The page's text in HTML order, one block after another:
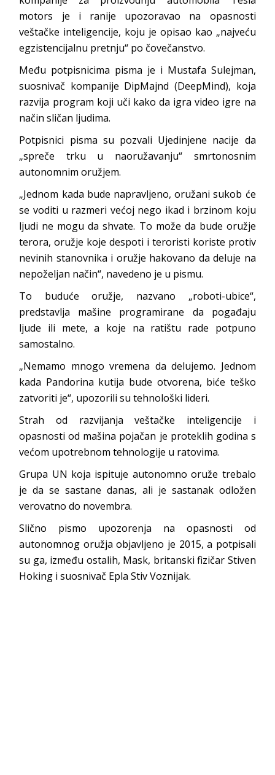
motors je i ranije upozoravao na opasnosti
veštačke inteligencije, koju je opisao kao „najveću
egzistencijalnu pretnju“ po čovečanstvo.
Među potpisnicima pisma je i Mustafa Sulejman,
suosnivač kompanije DipMajnd (DeepMind), koja
razvija program koji uči kako da igra video igre na
način sličan ljudima.
Potpisnici pisma su pozvali Ujedinjene nacije da
„spreče trku u naoružavanju“ smrtonosnim
autonomnim oružjem.
„Jednom kada bude napravljeno, oružani sukob će
se voditi u razmeri većoj nego ikad i brzinom koju
ljudi ne mogu da shvate. To može da bude oružje
terora, oružje koje despoti i teroristi koriste protiv
nevinih stanovnika i oružje hakovano da deluje na
nepoželjan način“, navedeno je u pismu.
To buduće oružje, nazvano „roboti-ubice“,
predstavlja mašine programirane da pogađaju
ljude ili mete, a koje na ratištu rade potpuno
samostalno.
„Nemamo mnogo vremena da delujemo. Jednom
kada Pandorina kutija bude otvorena, biće teško
zatvoriti je“, upozorili su tehnološki lideri.
Strah od razvijanja veštačke inteligencije i
opasnosti od mašina pojačan je proteklih godina s
većom upotrebnom tehnologije u ratovima.
Grupa UN koja ispituje autonomno oruže trebalo
je da se sastane danas, ali je sastanak odložen
verovatno do novembra.
Slično pismo upozorenja na opasnosti od
autonomnog oružja objavljeno je 2015, a potpisali
su ga, između ostalih, Mask, britanski fizičar Stiven
Hoking i suosnivač Epla Stiv Voznijak.